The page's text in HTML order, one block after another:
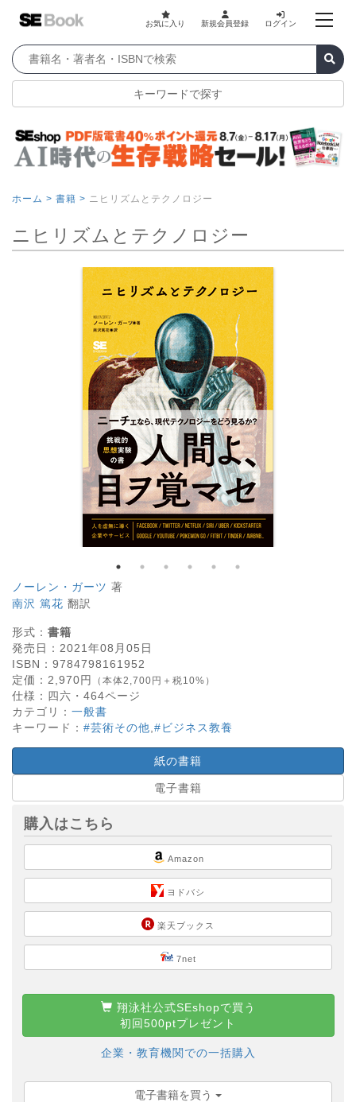
お気に入り 新規会員登録 ログイン
キーワードで探す
ホーム > 書籍 > ニヒリズムとテクノロジー
ニヒリズムとテクノロジー
ノーレン・ガーツ 著
南沢 篤花 翻訳
形式： 書籍
発売日： 2021年08月05日
ISBN： 9784798161952
定価： 2,970円 （本体2,700円＋税10%）
仕様： 四六・ 464ページ
カテゴリ： 一般書
キーワード： #芸術その他 #ビジネス教養
紙の書籍
電子書籍
購入はこちら
Amazon
ヨドバシ
楽天ブックス
7net
翔泳社公式SEshopで買う
初回500ptプレゼント
企業・教育機関での一括購入
電子書籍を買う